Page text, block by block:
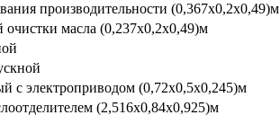
производительности (0,367х0,2х0,49)м
очистки масла (0,237х0,2х0,49)м
с электроприводом (0,72х0,5х0,245)м
(2,516х0,84х0,925)м